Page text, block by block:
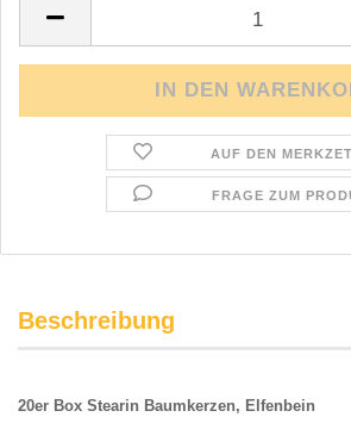
AUF DEN
FRAGE ZUM
Beschreibung
20er Box Stearin Baumkerzen, Elfenbein